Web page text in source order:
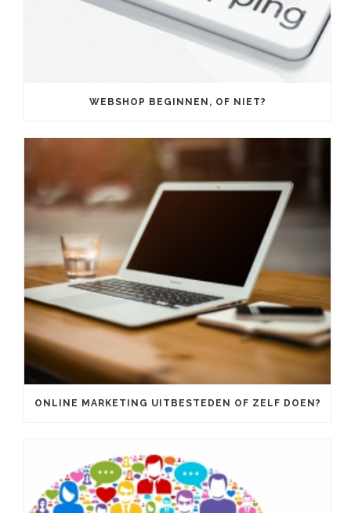
WEBSHOP BEGINNEN, OF NIET?
ONLINE MARKETING UITBESTEDEN OF ZELF DOEN?